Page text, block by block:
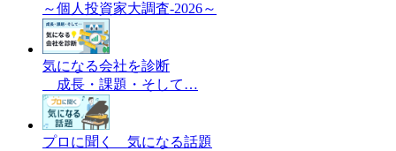
～個人投資家大調査-2026～
気になる会社を診断
成長・課題・そして…
プロに聞く 気になる話題